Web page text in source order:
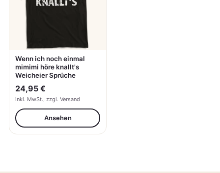
Wenn ich noch einmal
mimimi höre knallt's
Weicheier Sprüche
24,95 €
inkl. MwSt., zzgl. Versand
Ansehen